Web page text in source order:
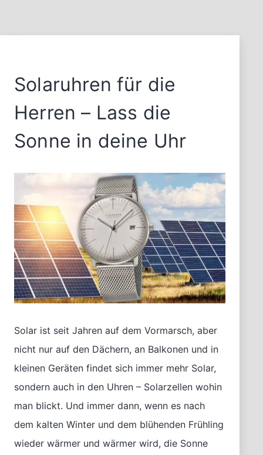
Solaruhren für die
Herren – Lass die
Sonne in deine Uhr
Solar ist seit Jahren auf dem Vormarsch, aber
nicht nur auf den Dächern, an Balkonen und in
kleinen Geräten findet sich immer mehr Solar,
sondern auch in den Uhren – Solarzellen wohin
man blickt. Und immer dann, wenn es nach
dem kalten Winter und dem blühenden Frühling
wieder wärmer und wärmer wird, die Sonne